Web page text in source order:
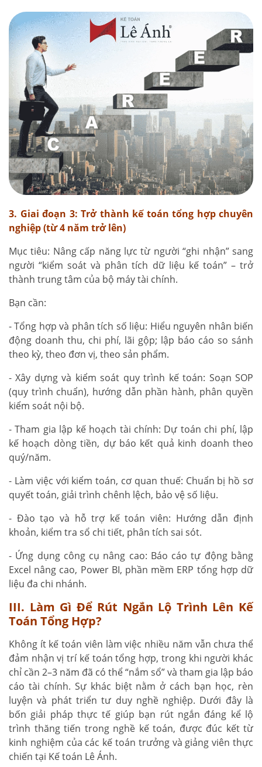
3. Giai đoạn 3: Trở thành kế toán tổng hợp chuyên
nghiệp (từ 4 năm trở lên)
Mục tiêu: Nâng cấp năng lực từ người “ghi nhận” sang
người “kiểm soát và phân tích dữ liệu kế toán” – trở
thành trung tâm của bộ máy tài chính.
Bạn cần:
- Tổng hợp và phân tích số liệu: Hiểu nguyên nhân biến
động doanh thu, chi phí, lãi gộp; lập báo cáo so sánh
theo kỳ, theo đơn vị, theo sản phẩm.
- Xây dựng và kiểm soát quy trình kế toán: Soạn SOP
(quy trình chuẩn), hướng dẫn phần hành, phân quyền
kiểm soát nội bộ.
- Tham gia lập kế hoạch tài chính: Dự toán chi phí, lập
kế hoạch dòng tiền, dự báo kết quả kinh doanh theo
quý/năm.
- Làm việc với kiểm toán, cơ quan thuế: Chuẩn bị hồ sơ
quyết toán, giải trình chênh lệch, bảo vệ số liệu.
- Đào tạo và hỗ trợ kế toán viên: Hướng dẫn định
khoản, kiểm tra sổ chi tiết, phân tích sai sót.
- Ứng dụng công cụ nâng cao: Báo cáo tự động bằng
Excel nâng cao, Power BI, phần mềm ERP tổng hợp dữ
liệu đa chi nhánh.
III. Làm Gì Để Rút Ngắn Lộ Trình Lên Kế
Toán Tổng Hợp?
Không ít kế toán viên làm việc nhiều năm vẫn chưa thể
đảm nhận vị trí kế toán tổng hợp, trong khi người khác
chỉ cần 2–3 năm đã có thể “nắm sổ” và tham gia lập báo
cáo tài chính. Sự khác biệt nằm ở cách bạn học, rèn
luyện và phát triển tư duy nghề nghiệp. Dưới đây là
bốn giải pháp thực tế giúp bạn rút ngắn đáng kể lộ
trình thăng tiến trong nghề kế toán, được đúc kết từ
kinh nghiệm của các kế toán trưởng và giảng viên thực
chiến tại Kế toán Lê Ánh.